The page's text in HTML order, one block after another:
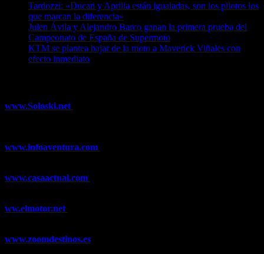
Tardozzi: «Ducati y Aprilia están igualadas, son los pilotos los
que marcan la diferencia»
Julen Ávila y Alejandro Barco ganan la primera prueba del
Campeonato de España de Supermoto
KTM se plantea bajar de la moto a Maverick Viñales con
efecto inmediato
www.Soloski.net
www.infoaventura.com
www.casaactual.com
ww.elmotor.net
www.zoomdestinos.es